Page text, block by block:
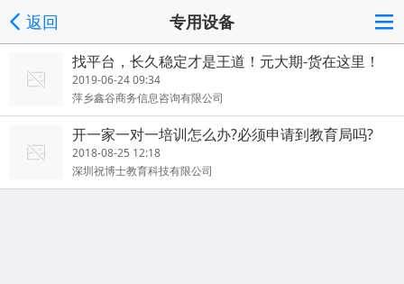
返回 专用设备
找平台，长久稳定才是王道！元大期-货在这里！
2019-06-24 09:34
萍乡鑫谷商务信息咨询有限公司
开一家一对一培训怎么办?必须申请到教育局吗?
2018-08-25 12:18
深圳祝博士教育科技有限公司